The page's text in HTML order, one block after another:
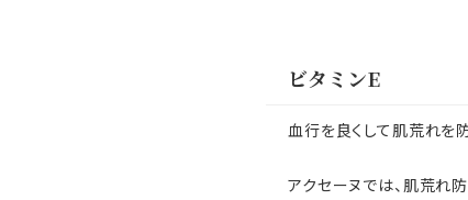
ビタミンE
血行を良くして肌荒れを
アクセーヌでは、肌荒れ